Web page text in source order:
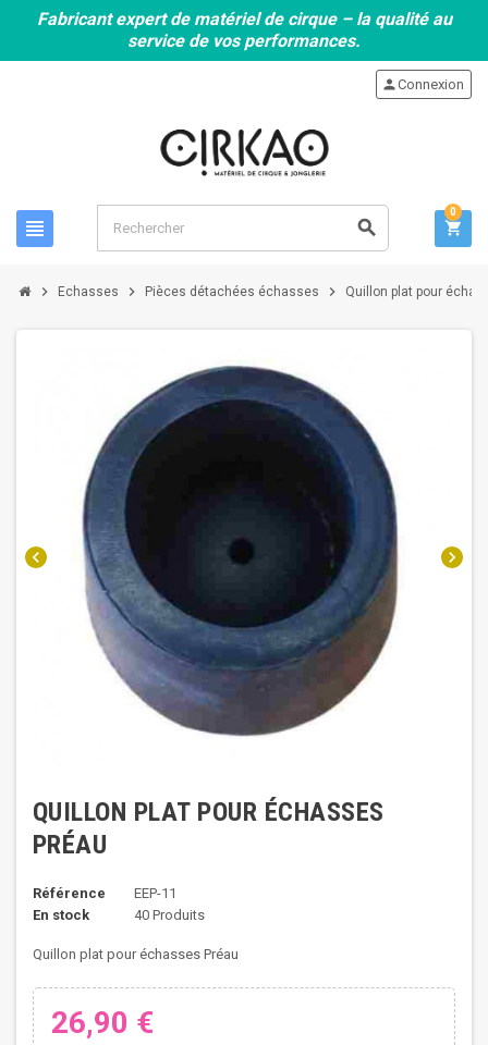
Fabricant expert de matériel de cirque – la qualité au
service de vos performances.
view_headline search
personConnexion
shopping_cart
0
chevron_right Echasses chevron_right Pièces détachées échasses chevron_right Quillon plat pour
chevron_left chevron_right
QUILLON PLAT POUR ÉCHASSES
PRÉAU
Référence
EEP-11
En stock
40 Produits
Quillon plat pour échasses Préau
26,90 €